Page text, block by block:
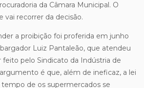
da Câmara Municipal. O
vai recorrer da decisão.
a proibição foi proferida em junho
Luiz Pantaleão, que atendeu
feito pelo Sindicato da Indústria de
é que, além de ineficaz, a lei
de os supermercados se